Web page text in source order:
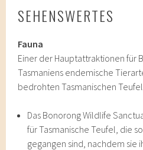
SEHENSWERTES
Fauna
Einer der Hauptattraktionen für
Tasmaniens endemische
bedrohten Tasmanischen
Das Bonorong Wildlife
für Tasmanische Teufel, die
gegangen sind, nachdem sie